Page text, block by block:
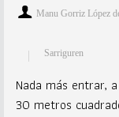
Manu Gorriz López
Sarriguren
Nada más entrar,
30 metros